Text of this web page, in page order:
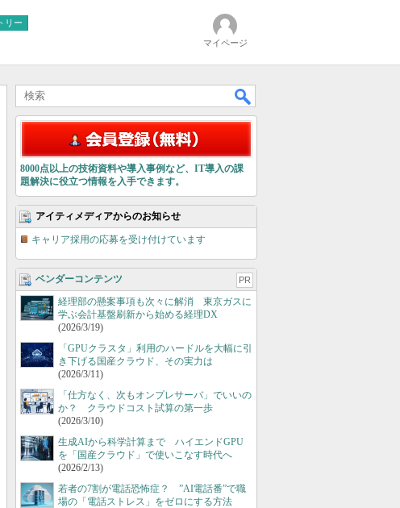
リー
マイページ
8000点以上の技術資料や導入事例など、IT導入の課
題解決に役立つ情報を入手できます。
アイティメディアからのお知らせ
キャリア採用の応募を受け付けています
ベンダーコンテンツ PR
経理部の懸案事項も次々に解消 東京ガスに
学ぶ会計基盤刷新から始める経理DX
(2026/3/19)
「GPUクラスタ」利用のハードルを大幅に引
き下げる国産クラウド、その実力は
(2026/3/11)
「仕方なく、次もオンプレサーバ」でいいの
か？ クラウドコスト試算の第一歩
(2026/3/10)
生成AIから科学計算まで ハイエンドGPU
を「国産クラウド」で使いこなす時代へ
(2026/2/13)
若者の7割が電話恐怖症？ ”AI電話番”で職
場の「電話ストレス」をゼロにする方法